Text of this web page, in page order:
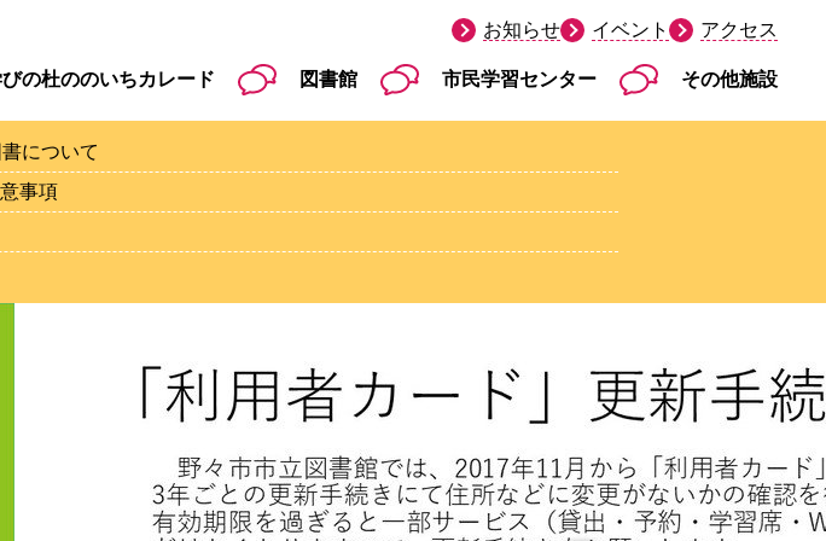
お知らせ イベント アクセス
の杜ののいちカレード 図書館 市民学習センター その他施設
について
事項